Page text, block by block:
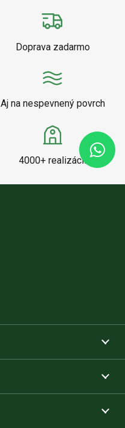
Doprava zadarmo
Aj na nespevnený povrch
4000+ realizácií